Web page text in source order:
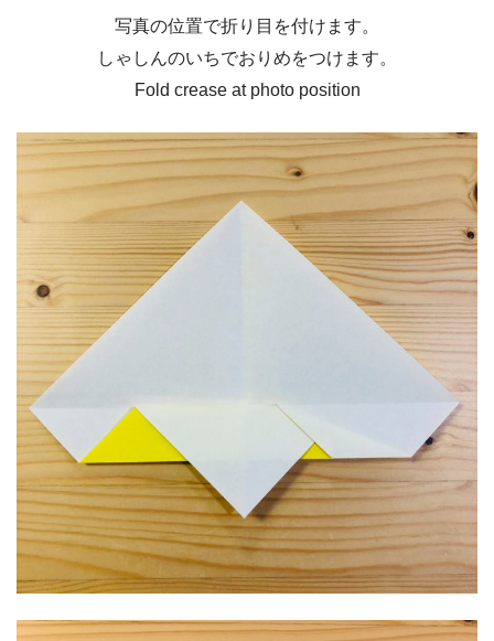
写真の位置で折り目を付けます。
しゃしんのいちでおりめをつけます。
Fold crease at photo position